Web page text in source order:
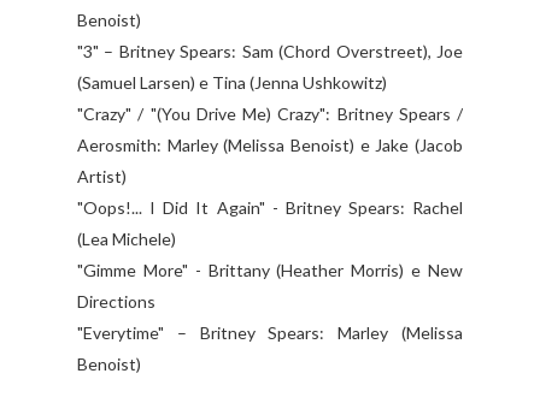
Benoist)
"3" – Britney Spears: Sam (Chord Overstreet), Joe
(Samuel Larsen) e Tina (Jenna Ushkowitz)
"Crazy" / "(You Drive Me) Crazy": Britney Spears /
Aerosmith: Marley (Melissa Benoist) e Jake (Jacob
Artist)
"Oops!... I Did It Again" - Britney Spears: Rachel
(Lea Michele)
"Gimme More" - Brittany (Heather Morris) e New
Directions
"Everytime" – Britney Spears: Marley (Melissa
Benoist)